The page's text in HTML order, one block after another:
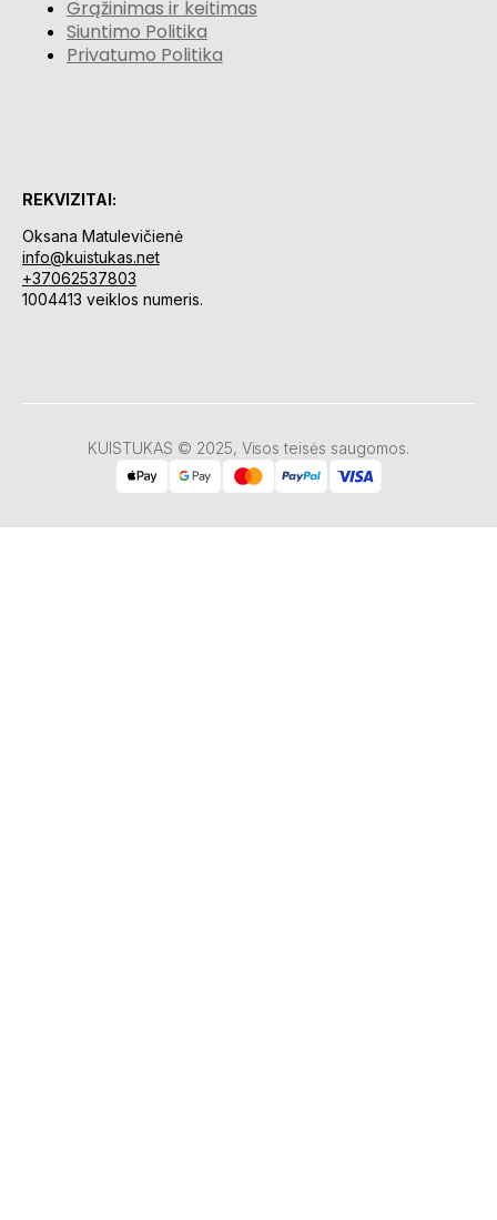
Grąžinimas ir keitimas
Siuntimo Politika
Privatumo Politika
REKVIZITAI:
Oksana Matulevičienė
info@kuistukas.net
+37062537803
1004413 veiklos numeris.
KUISTUKAS © 2025, Visos teisės saugomos.